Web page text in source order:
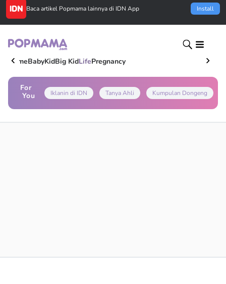
Baca artikel Popmama lainnya di IDN App Install
HomeBabyKidBig KidLifePregnancy
For
You
Iklanin di IDN Tanya Ahli Kumpulan Dongeng